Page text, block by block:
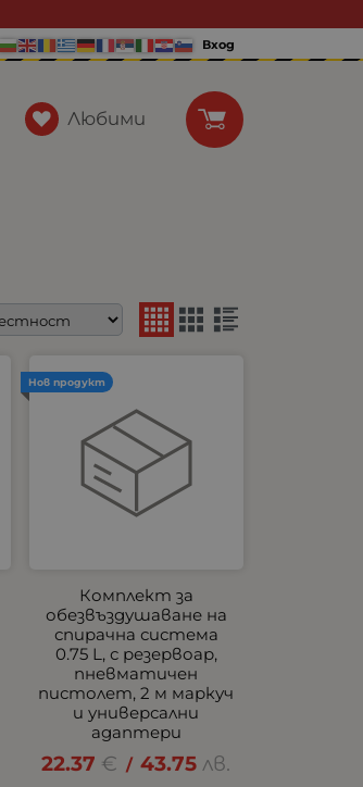
Вход
Любими
Комплект за
обезвъздушаване на
спирачна система
0.75 L, с резервоар,
пневматичен
пистолет, 2 м маркуч
и универсални
адаптери
22.37 € / 43.75 лв.
Нов продукт